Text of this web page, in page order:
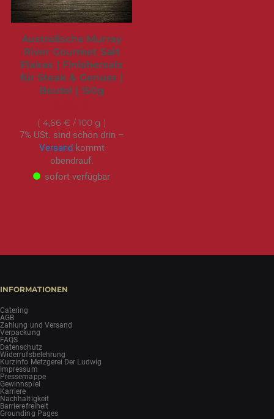
Australische Murray
River Gourmet Salt
Flakes | Finishersalz
für Steak & Genuss |
Beutel | 150g
4,66 €/ 100 g
7% USt. sind schon drin –
Versandkommt
obendrauf.
sofort verfügbar
INFORMATIONEN
Catering
AGB
Zahlung und Versand
Verpackung
FAQS
Datenschutz
Widerrufsbelehrung
Kurzinfo Metzgerei Der Ludwig
Impressum
Pressemappe
Gewinnspiel
Karriere
Nachhaltigkeit
Barrierefreiheit
Grounding Pages